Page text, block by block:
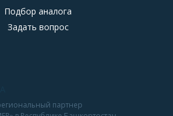
Подбор аналога
Задать вопрос
партнер